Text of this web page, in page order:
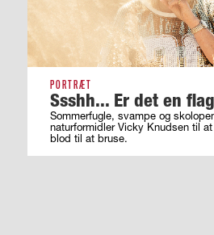
PORTRÆT
Ssshh... Er det en
Sommerfugle, svampe og
naturformidler Vicky Knudsen til
blod til at bruse.